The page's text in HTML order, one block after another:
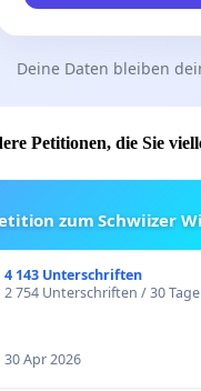
Deine Daten bleiben
Petitionen, die Sie
zum Schwiizer
4 143 Unterschriften
2 754 Unterschriften / 30 Tage
30 Apr 2026